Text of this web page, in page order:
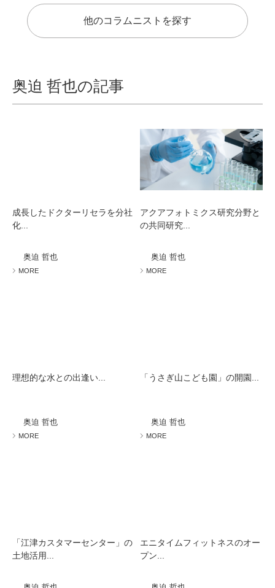
他のコラムニストを探す
奥迫 哲也の記事
成長したドクターリセラを分社
化...
奥迫 哲也
MORE
アクアフォトミクス研究分野と
の共同研究...
奥迫 哲也
MORE
理想的な水との出逢い...
奥迫 哲也
MORE
「うさぎ山こども園」の開園...
奥迫 哲也
MORE
「江津カスタマーセンター」の
土地活用...
エニタイムフィットネスのオー
プン...